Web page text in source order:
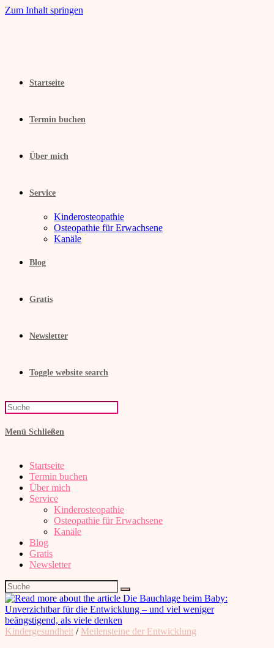
Zum Inhalt springen
Startseite
Termin buchen
Über mich
Service
Kinderosteopathie
Osteopathie für Erwachsene
Kanäle
Blog
Gratis
Newsletter
Toggle website search
Menü Schließen
Startseite
Termin buchen
Über mich
Service
Kinderosteopathie
Osteopathie für Erwachsene
Kanäle
Blog
Gratis
Newsletter
Kindergesundheit / Meilensteine der Entwicklung